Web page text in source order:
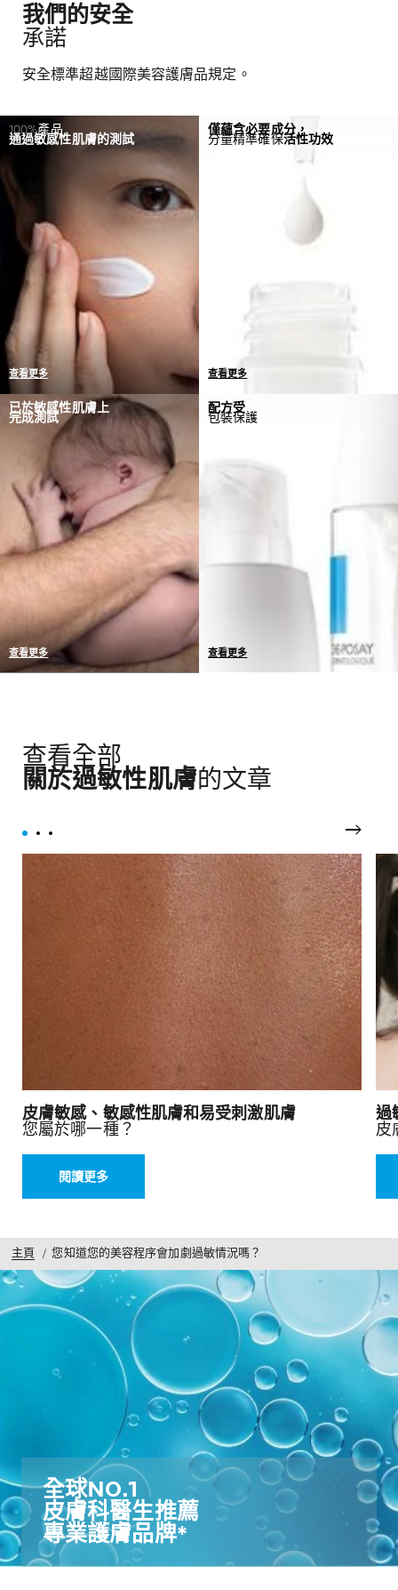
我們的安全
承諾
安全標準超越國際美容護膚品規定。
100%產品
通過敏感性肌膚的測試
查看更多
唯一標準 = 零敏感反應
如果檢測到任何敏感反應個
案，我們會回到實驗室重新
制定配方
僅蘊含必要成分，
分量精準確保活性功效
查看更多
我們與皮膚科醫生和毒理學
家合作研發產品，當中僅蘊
發揮活性功效。
已於敏感性肌膚上
完成測試
查看更多
配方受
包裝保護
查看更多
查看全部
關於過敏性肌膚的文章
皮膚敏感、敏感性肌膚和易受刺激肌膚
您屬於哪一種？
閱讀更多
過
皮
主頁 您知道您的美容程序會加劇過敏情況嗎？
全球NO.1​
皮膚科醫生推薦​
專業護膚品牌*​